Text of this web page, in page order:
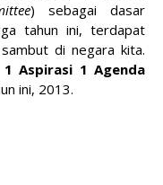
) sebagai dasar
tahun ini, terdapat
di negara kita.
1 Aspirasi 1 Agenda
ini, 2013.